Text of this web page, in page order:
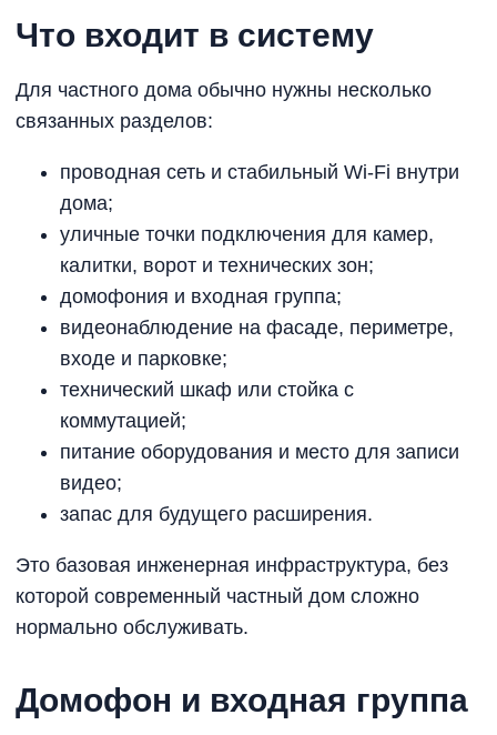
Что входит в систему
Для частного дома обычно нужны несколько
связанных разделов:
проводная сеть и стабильный Wi-Fi внутри
дома;
уличные точки подключения для камер,
калитки, ворот и технических зон;
домофония и входная группа;
видеонаблюдение на фасаде, периметре,
входе и парковке;
технический шкаф или стойка с
коммутацией;
питание оборудования и место для записи
видео;
запас для будущего расширения.
Это базовая инженерная инфраструктура, без
которой современный частный дом сложно
нормально обслуживать.
Домофон и входная группа